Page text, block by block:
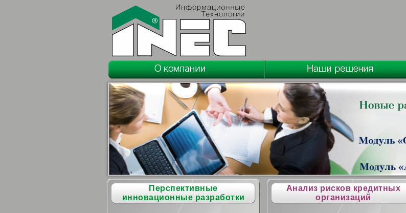
Перспективные
инновационные разработки
Анализ рисков кредитных
организаций